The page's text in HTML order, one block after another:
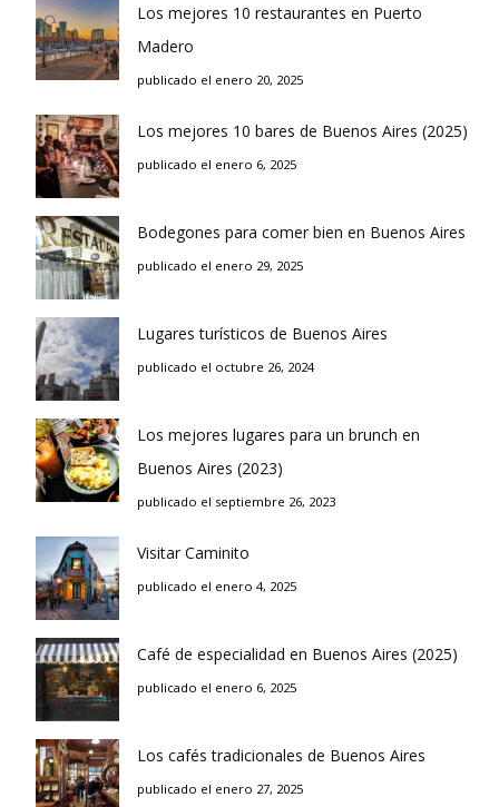
Los mejores 10 restaurantes en Puerto
Madero
publicado el enero 20, 2025
Los mejores 10 bares de Buenos Aires (2025)
publicado el enero 6, 2025
Bodegones para comer bien en Buenos Aires
publicado el enero 29, 2025
Lugares turísticos de Buenos Aires
publicado el octubre 26, 2024
Los mejores lugares para un brunch en
Buenos Aires (2023)
publicado el septiembre 26, 2023
Visitar Caminito
publicado el enero 4, 2025
Café de especialidad en Buenos Aires (2025)
publicado el enero 6, 2025
Los cafés tradicionales de Buenos Aires
publicado el enero 27, 2025